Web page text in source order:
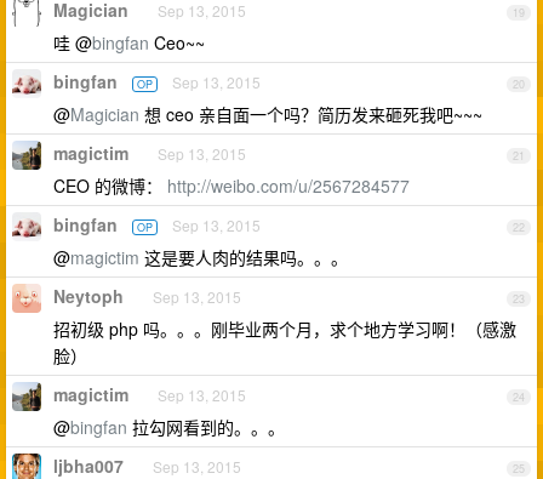
19
Magician Sep 13, 2015
哇 @bingfan Ceo~~
20
bingfan OP Sep 13, 2015
@Magician 想 ceo 亲自面一个吗？简历发来砸死我吧~~~
21
magictim Sep 13, 2015
CEO 的微博： http://weibo.com/u/2567284577
22
bingfan OP Sep 13, 2015
@magictim 这是要人肉的结果吗。。。
23
Neytoph Sep 13, 2015
招初级 php 吗。。。刚毕业两个月，求个地方学习啊！（感激
脸）
24
magictim Sep 13, 2015
@bingfan 拉勾网看到的。。。
25
ljbha007 Sep 13, 2015